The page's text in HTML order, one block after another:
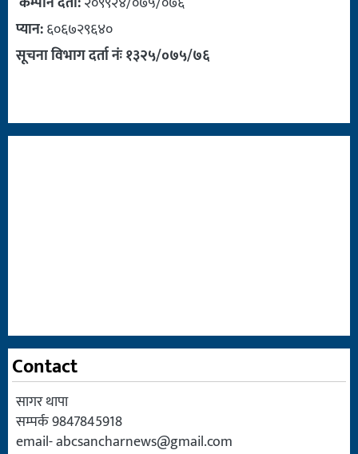
प्यान:६०६७२९६४०
सूचना विभाग दर्ता नंः १३२५/०७५/७६
Contact
सागर थापा
सम्पर्क 9847845918
email-abcsancharnews@gmail.com